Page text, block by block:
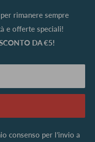
rimanere sempre
e offerte speciali!
DA €5!
consenso per l’invio a